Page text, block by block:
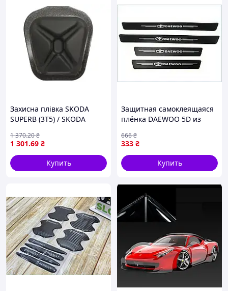
Захисна плівка SKODA
SUPERB (3T5) / SKODA
1 301.69 ₴
1 370.20₴
Купить
Защитная самоклеящаяся
плёнка DAEWOO 5D из
60х7см и 40х7см для
надежной защиты
333 ₴
666₴
Купить